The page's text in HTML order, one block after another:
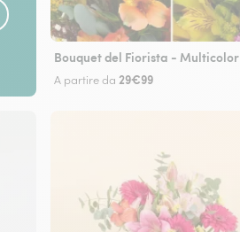
Bouquet del Fiorista - Multicolor
A partire da 29€99